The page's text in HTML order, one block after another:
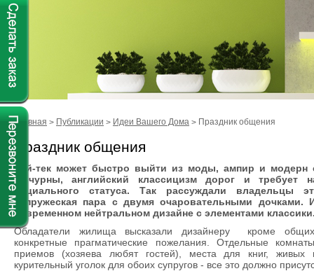
Главная > Публикации > Идеи Вашего Дома > Праздник общения
Праздник общения
Хай-тек может быстро выйти из моды, ампир и модерн
вычурны, английский классицизм дорог и требует
социального статуса. Так рассуждали владельцы
супружеская пара с двумя очаровательными дочками.
современном нейтральном дизайне с элементами
Обладатели жилища высказали дизайнеру кроме общих
конкретные прагматические пожелания. Отдельные
приемов (хозяева любят гостей), места для книг, живых
курительный уголок для обоих супругов - все это должно